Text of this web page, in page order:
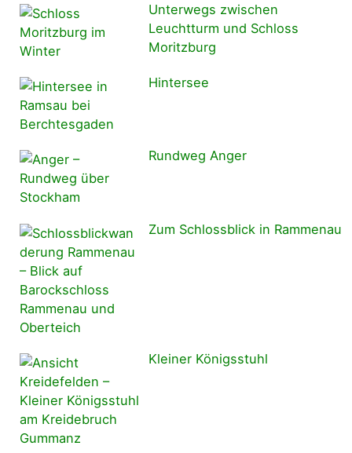
Unterwegs zwischen
Leuchtturm und Schloss
Moritzburg
Hintersee
Rundweg Anger
Zum Schlossblick in Rammenau
Kleiner Königsstuhl